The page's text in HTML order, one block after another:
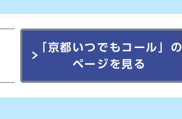
「京都いつでもコール」の
ページを見る